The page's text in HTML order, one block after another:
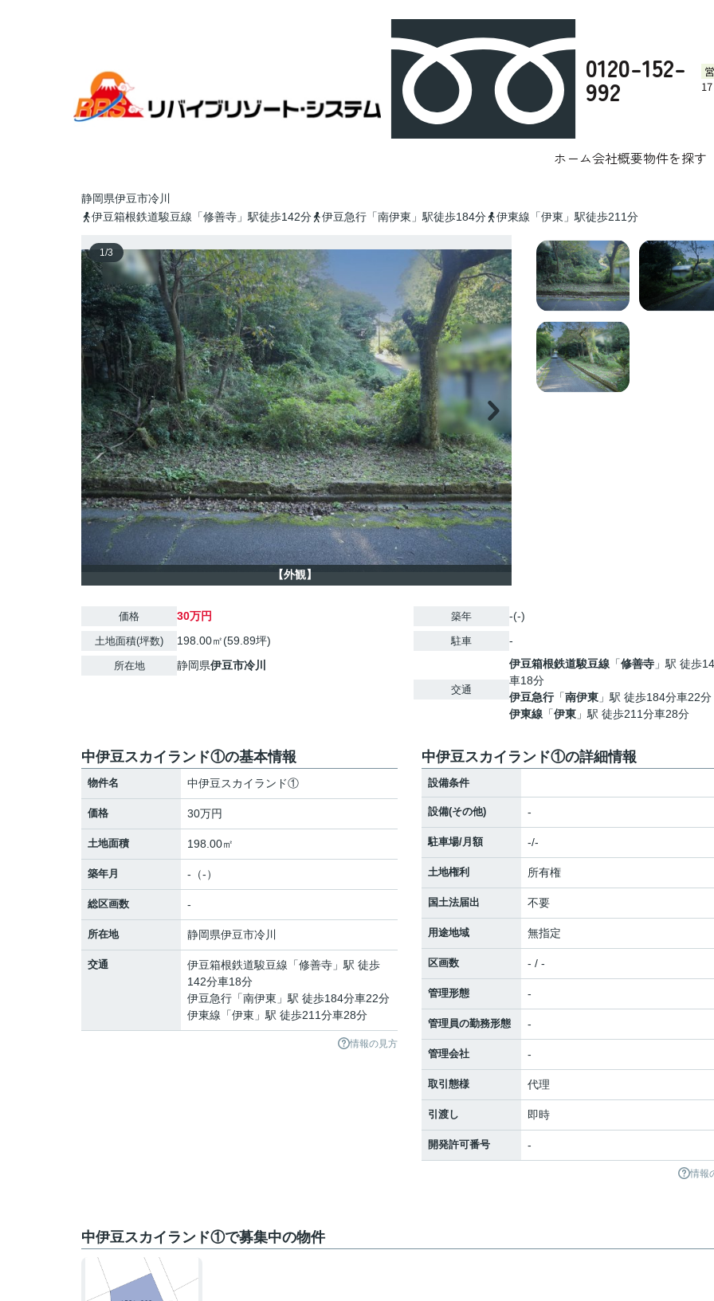
0120-152-
992
ホーム会社概要物件を探す
全国各地のリゾート物件探すならリバイブリゾート・システム株式会社へお任せください。 伊豆市のリゾート物件一覧
静岡県伊豆市冷川
伊豆箱根鉄道駿豆線「修善寺」駅徒歩142分
伊豆急行「南伊東」駅徒歩184分 伊東線「伊東」駅徒歩211分
1/3
【外観】
価格 30万円
土地面積(坪数) 198.00㎡(59.89坪)
所在地 静岡県伊豆市冷川
築年 -(-)
駐車 -
交通
伊豆箱根鉄道駿豆線 「修善寺 」駅 徒歩
車18分
伊豆急行「南伊東 」駅 徒歩184分車22分
伊東線 「伊東 」駅 徒歩211分車28分
中伊豆スカイランド①の基本情報
物件名 中伊豆スカイランド①
価格 30万円
土地面積 198.00㎡
築年月 -（-）
総区画数 -
所在地 静岡県伊豆市冷川
交通 伊豆箱根鉄道駿豆線 「修善寺 」駅 徒歩
142分車18分
伊豆急行 「南伊東 」駅 徒歩184分車22分
伊東線 「伊東 」駅 徒歩211分車28分
情報の見方
中伊豆スカイランド①の詳細情報
設備条件
設備(その他) -
駐車場/月額 -/-
土地権利 所有権
国土法届出 不要
用途地域 無指定
区画数 - / -
管理形態 -
管理員の勤務形態 -
管理会社 -
取引態様 代理
引渡し 即時
開発許可番号 -
情報
中伊豆スカイランド①で募集中の物件